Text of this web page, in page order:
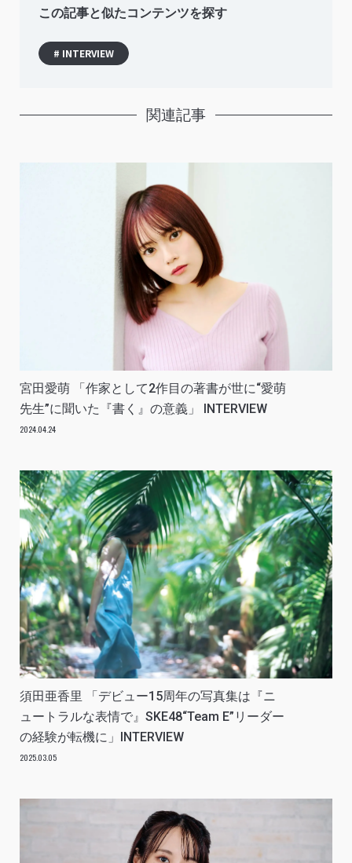
この記事と似たコンテンツを探す
# INTERVIEW
関連記事
宮田愛萌 「作家として2作目の著書が世に“愛萌
先生”に聞いた『書く』の意義」 INTERVIEW
2024.04.24
須田亜香里 「デビュー15周年の写真集は『ニ
ュートラルな表情で』SKE48“Team E”リーダー
の経験が転機に」INTERVIEW
2025.03.05